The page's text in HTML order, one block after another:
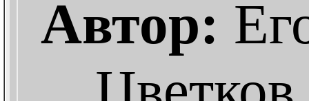
Автор: